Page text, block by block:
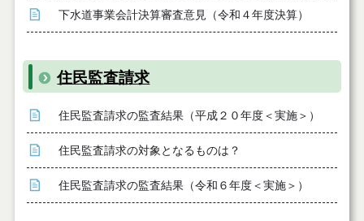
下水道事業会計決算審査意見（令和４年度決算）
住民監査請求
住民監査請求の監査結果（平成２０年度＜実施＞）
住民監査請求の対象となるものは？
住民監査請求の監査結果（令和６年度＜実施＞）